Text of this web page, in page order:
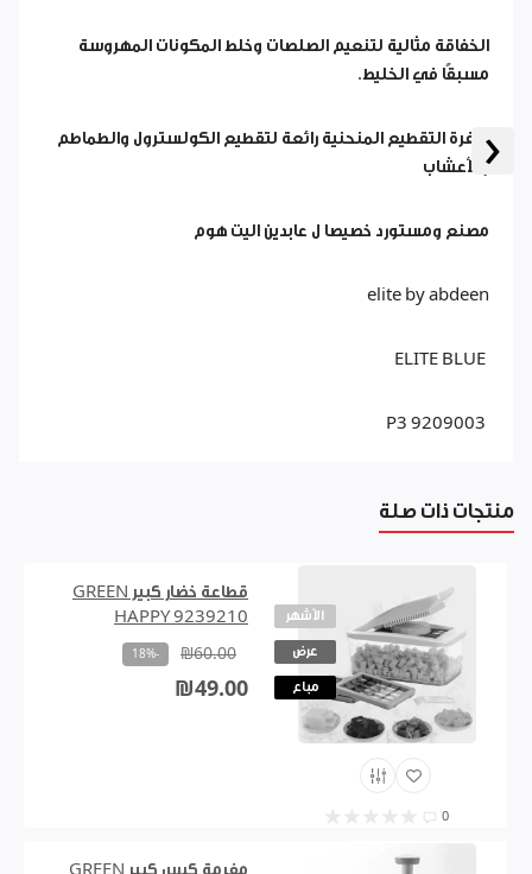
‹
الخفاقة مثالية لتنعيم الصلصات وخلط المكونات المهروسة
مسبقًا في الخليط.
شفرة التقطيع المنحنية رائعة لتقطيع الكولسترول والطماطم
والأعشاب
مصنع ومستورد خصيصا ل عابدين اليت هوم
elite by abdeen
منتجات ذات صلة
الأشهر
عرض
مباع
0
قطاعة خضار كبير GREEN
HAPPY 9239210
₪60.00
-18%
₪49.00